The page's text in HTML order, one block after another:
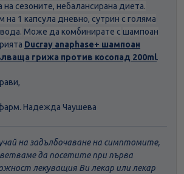
на сезоните, небалансирана диета.
на 1 капсула дневно, сутрин с голяма
Може да комбинирате с шампоан
Ducray anaphase+ шампоан
грижа против косопад 200ml.
Надежда Чаушева
на задълбочаване на симптомите,
да посетите при първа
лекуващия Ви лекар или лекар